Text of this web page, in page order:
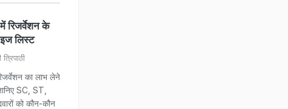
के
लिस्ट
का लाभ लेने
SC, ST,
को कौन-कौन